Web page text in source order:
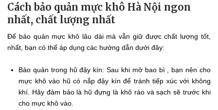
Cách bảo quản mực khô Hà Nội ngon
nhất, chất lượng nhất
Để bảo quản mực khô lâu dài mà vẫn giữ được chất lượng tốt,
nhất, bạn có thể áp dụng các hướng dẫn dưới đây:
Bảo quản trong hũ đậy kín: Sau khi mở bao bì , bạn nên cho
mực khô vào hũ có nắp đậy kín để tránh tiếp xúc với không
khí. Hãy đảm bảo là hũ đựng là khô ráo và sạch sẽ trước khi
cho mực khô vào.